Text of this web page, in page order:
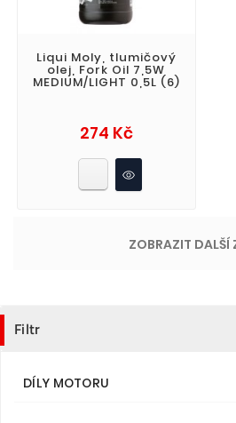
Liqui Moly, tlumičový
olej, Fork Oil 7,5W
MEDIUM/LIGHT 0,5L (6)
274 KčCena
ZOBRAZIT DALŠÍ
Filtr
DÍLY MOTORU